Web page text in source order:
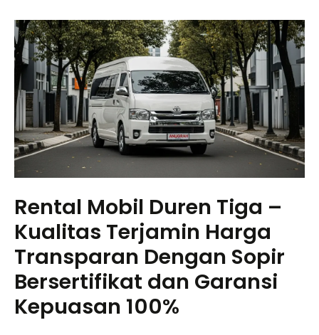
Rental Mobil Duren Tiga –
Kualitas Terjamin Harga
Transparan Dengan Sopir
Bersertifikat dan Garansi
Kepuasan 100%